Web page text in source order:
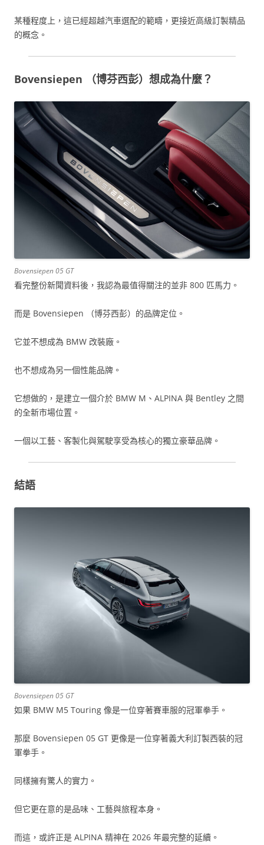
某種程度上，這已經超越汽車選配的範疇，更接近高級訂製精品
的概念。
Bovensiepen （博芬西彭）想成為什麼？
Bovensiepen 05 GT
看完整份新聞資料後，我認為最值得關注的並非 800 匹馬力。
而是 Bovensiepen （博芬西彭）的品牌定位。
它並不想成為 BMW 改裝廠。
也不想成為另一個性能品牌。
它想做的，是建立一個介於 BMW M、ALPINA 與 Bentley 之間
的全新市場位置。
一個以工藝、客製化與駕駛享受為核心的獨立豪華品牌。
結語
Bovensiepen 05 GT
如果 BMW M5 Touring 像是一位穿著賽車服的冠軍拳手。
那麼 Bovensiepen 05 GT 更像是一位穿著義大利訂製西裝的冠
軍拳手。
同樣擁有驚人的實力。
但它更在意的是品味、工藝與旅程本身。
而這，或許正是 ALPINA 精神在 2026 年最完整的延續。